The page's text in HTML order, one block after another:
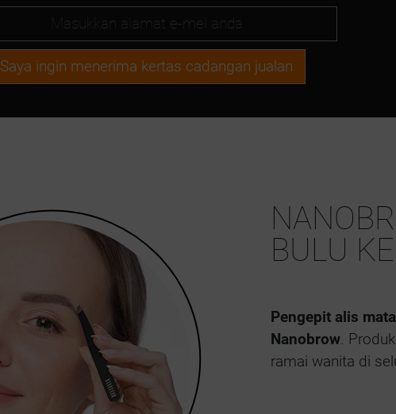
Saya ingin menerima kertas cadangan jualan
BULU
Pengepit alis mata
Nanobrow.
ramai wanita di